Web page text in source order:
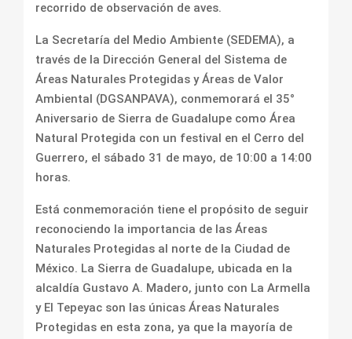
recorrido de observación de aves.
La Secretaría del Medio Ambiente (SEDEMA), a
través de la Dirección General del Sistema de
Áreas Naturales Protegidas y Áreas de Valor
Ambiental (DGSANPAVA), conmemorará el 35°
Aniversario de Sierra de Guadalupe como Área
Natural Protegida con un festival en el Cerro del
Guerrero, el sábado 31 de mayo, de 10:00 a 14:00
horas.
Está conmemoración tiene el propósito de seguir
reconociendo la importancia de las Áreas
Naturales Protegidas al norte de la Ciudad de
México. La Sierra de Guadalupe, ubicada en la
alcaldía Gustavo A. Madero, junto con La Armella
y El Tepeyac son las únicas Áreas Naturales
Protegidas en esta zona, ya que la mayoría de